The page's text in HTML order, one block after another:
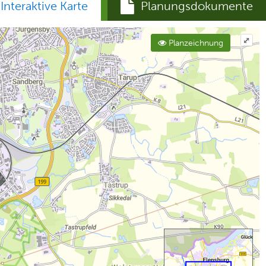
Interaktive Karte Planungsdokumente
Planzeichnung ⤢